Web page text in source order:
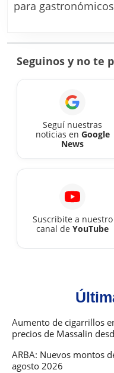
2026
para
Seguinos y no te
Seguí nuestras
noticias en Google
News
Suscribite a nuestro
canal de YouTube
Aumento de cigarrillos
precios de Massalin
ARBA: Nuevos montos
agosto 2026